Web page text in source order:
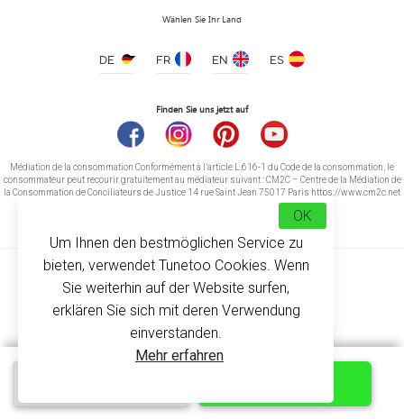
Wählen Sie Ihr Land
DE FR EN ES
Finden Sie uns jetzt auf
Médiation de la consommation Conformément à l’article L.616-1 du Code de la consommation, le
consommateur peut recourir gratuitement au médiateur suivant : CM2C – Centre de la Médiation de
la Consommation de Conciliateurs de Justice 14 rue Saint Jean 75017 Paris https://www.cm2c.net
© Copyright 2026
Um Ihnen den bestmöglichen Service zu
bieten, verwendet Tunetoo Cookies. Wenn
Sie weiterhin auf der Website surfen,
erklären Sie sich mit deren Verwendung
einverstanden.
Mehr erfahren
OK